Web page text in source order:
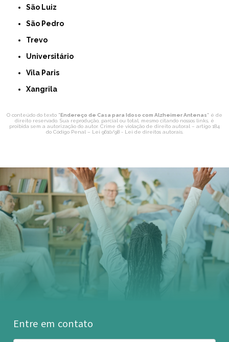
São Luiz
São Pedro
Trevo
Universitário
Vila Paris
Xangrila
O conteúdo do texto "Endereço de Casa para Idoso com Alzheimer Antenas" é de
direito reservado. Sua reprodução, parcial ou total, mesmo citando nossos links, é
proibida sem a autorização do autor. Crime de violação de direito autoral – artigo 184
do Código Penal – Lei 9610/98 - Lei de direitos autorais.
Entre em contato